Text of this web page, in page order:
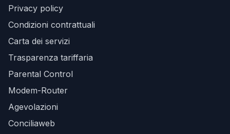
Privacy policy
Condizioni contrattuali
Carta dei servizi
Trasparenza tariffaria
Parental Control
Modem-Router
Agevolazioni
Conciliaweb